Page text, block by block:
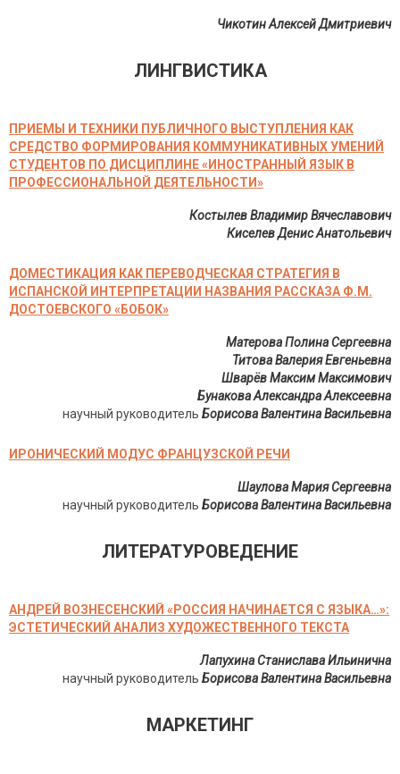
Чикотин Алексей Дмитриевич
ЛИНГВИСТИКА
ПРИЕМЫ И ТЕХНИКИ ПУБЛИЧНОГО ВЫСТУПЛЕНИЯ КАК
СРЕДСТВО ФОРМИРОВАНИЯ КОММУНИКАТИВНЫХ УМЕНИЙ
СТУДЕНТОВ ПО ДИСЦИПЛИНЕ «ИНОСТРАННЫЙ ЯЗЫК В
ПРОФЕССИОНАЛЬНОЙ ДЕЯТЕЛЬНОСТИ»
Костылев Владимир Вячеславович
Киселев Денис Анатольевич
ДОМЕСТИКАЦИЯ КАК ПЕРЕВОДЧЕСКАЯ СТРАТЕГИЯ В
ИСПАНСКОЙ ИНТЕРПРЕТАЦИИ НАЗВАНИЯ РАССКАЗА Ф.М.
ДОСТОЕВСКОГО «БОБОК»
Матерова Полина Сергеевна
Титова Валерия Евгеньевна
Шварёв Максим Максимович
Бунакова Александра Алексеевна
научный руководитель Борисова Валентина Васильевна
ИРОНИЧЕСКИЙ МОДУС ФРАНЦУЗСКОЙ РЕЧИ
Шаулова Мария Сергеевна
научный руководитель Борисова Валентина Васильевна
ЛИТЕРАТУРОВЕДЕНИЕ
АНДРЕЙ ВОЗНЕСЕНСКИЙ «РОССИЯ НАЧИНАЕТСЯ С ЯЗЫКА…»:
ЭСТЕТИЧЕСКИЙ АНАЛИЗ ХУДОЖЕСТВЕННОГО ТЕКСТА
Лапухина Станислава Ильинична
научный руководитель Борисова Валентина Васильевна
МАРКЕТИНГ